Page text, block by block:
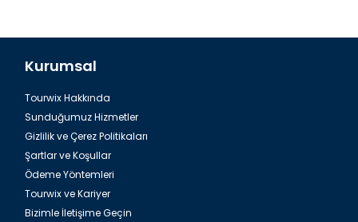
İstanbul Yoros Kalesi
Kurumsal
Tourwix Hakkında
Sunduğumuz Hizmetler
Gizlilik ve Çerez Politikaları
Şartlar ve Koşullar
Ödeme Yöntemleri
Tourwix ve Kariyer
Bizimle İletişime Geçin